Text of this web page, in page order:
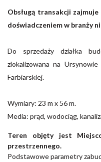
Obsługą transakcji
doświadczeniem w branży
Do sprzedaży działka
zlokalizowana na
Farbiarskiej.
Wymiary: 23 m x 56 m.
Media: prąd, wodociąg,
Teren objęty jest
przestrzennego.
Podstawowe parametry